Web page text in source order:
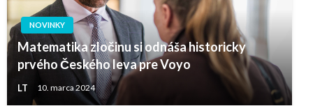
NOVINKY
Matematika zločinu si odnáša historicky
prvého Českého leva pre Voyo
LT 10. marca 2024